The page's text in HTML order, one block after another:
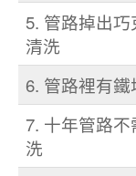
5. 管路掉出
清洗
6. 管路裡有
7. 十年管路
洗